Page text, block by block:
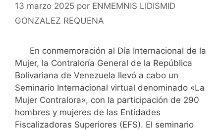
13 marzo 2025 por ENMEMNIS LIDISMID
GONZALEZ REQUENA
En conmemoración al Día Internacional de la
Mujer, la Contraloría General de la República
Bolivariana de Venezuela llevó a cabo un
Seminario Internacional virtual denominado «La
Mujer Contralora», con la participación de 290
hombres y mujeres de las Entidades
Fiscalizadoras Superiores (EFS). El seminario